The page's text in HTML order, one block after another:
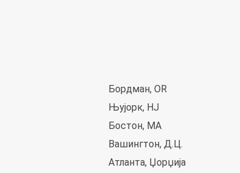
Бордман, OR
Њујорк, НЈ
Бостон, MA
Вашингтон, Д.Ц.
Атланта, Џорџија